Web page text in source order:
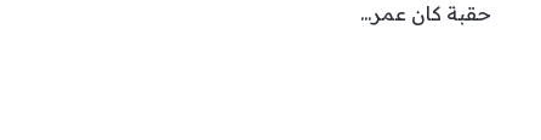
حقبة كان عمر...